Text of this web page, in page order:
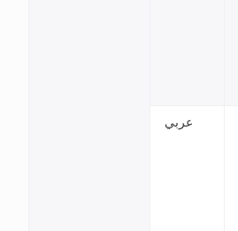
عربي